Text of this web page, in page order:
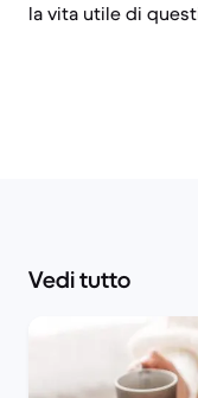
la vita utile di
Vedi tutto